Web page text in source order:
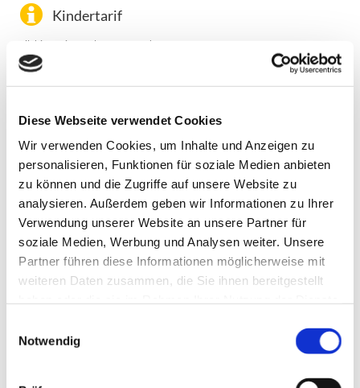
Diese Webseite verwendet Cookies
Wir verwenden Cookies, um Inhalte und Anzeigen zu
personalisieren, Funktionen für soziale Medien anbieten
zu können und die Zugriffe auf unsere Website zu
analysieren. Außerdem geben wir Informationen zu Ihrer
Verwendung unserer Website an unsere Partner für
soziale Medien, Werbung und Analysen weiter. Unsere
Partner führen diese Informationen möglicherweise mit
weiteren Daten zusammen, die Sie ihnen bereitgestellt
Notwendig
Kindertarif
gilt bis zu einem Alter von 14 Jahren.
**Familientarif
Elternpaare mit eigenen Kindern bis 14 Jahre und Jugendlichen, die noch
*Ermäßigt sind:
Gästekarteninhaber (mit Gästekarte),
Einheimische (mit Ausweis),
Schwerbehinderte (mind. 70% MdE),
Jugendliche, die noch eine allgemeinbildende Schule besuchen (mit
Ausweis).
Nachlässe über die Mengenstaffel (auch bei unterschiedlichen Kartenarten,